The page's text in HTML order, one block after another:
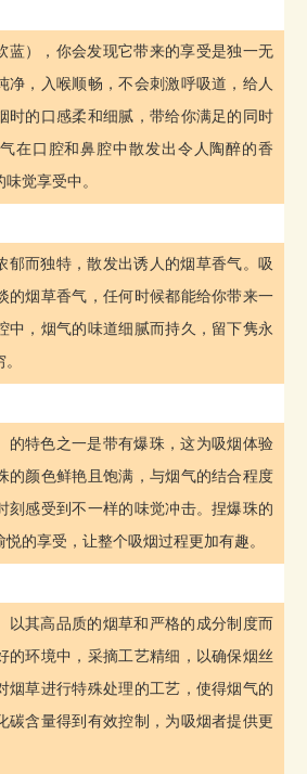
蓝），你会发现它带来的享受是独一无
净，入喉顺畅，不会刺激呼吸道，给人
时的口感柔和细腻，带给你满足的同时
在口腔和鼻腔中散发出令人陶醉的香
觉享受中。
郁而独特，散发出诱人的烟草香气。吸
的烟草香气，任何时候都能给你带来一
中，烟气的味道细腻而持久，留下隽永
的特色之一是带有爆珠，这为吸烟体验
的颜色鲜艳且饱满，与烟气的结合程度
刻感受到不一样的味觉冲击。捏爆珠的
的享受，让整个吸烟过程更加有趣。
以其高品质的烟草和严格的成分制度而
的环境中，采摘工艺精细，以确保烟丝
烟草进行特殊处理的工艺，使得烟气的
碳含量得到有效控制，为吸烟者提供更